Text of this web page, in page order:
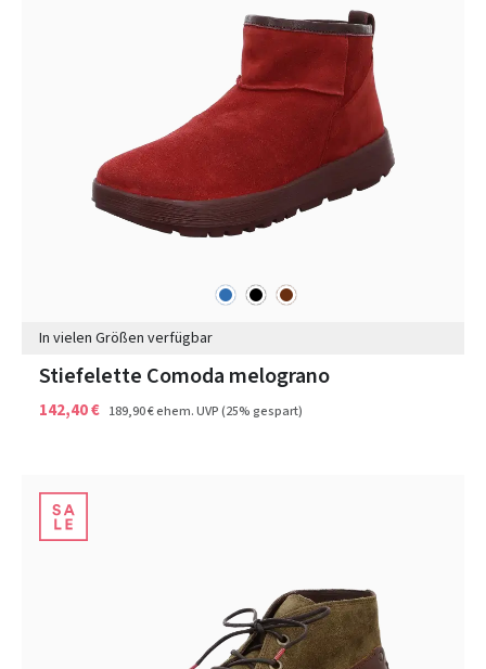
blau schwarz
braun
In vielen Größen verfügbar
Stiefelette Comoda melograno
142,40 € 189,90 €ehem. UVP(25% gespart)